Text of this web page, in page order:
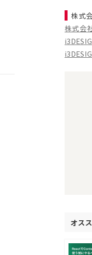
株式
株式会
オス